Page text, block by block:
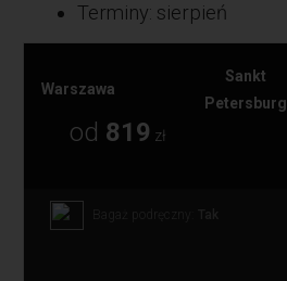
Terminy: sierpień
Warszawa
Sankt
Petersburg
od 819 zł